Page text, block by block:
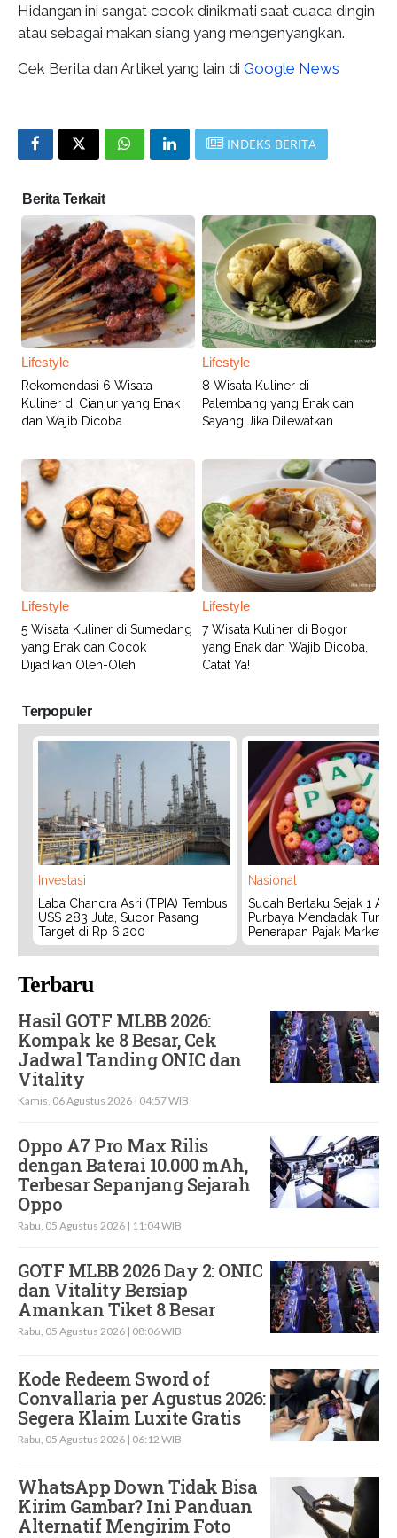
Hidangan ini sangat cocok dinikmati saat cuaca dingin
atau sebagai makan siang yang mengenyangkan.
Cek Berita dan Artikel yang lain di Google News
INDEKS BERITA
Berita Terkait
Lifestyle
Rekomendasi 6 Wisata
Kuliner di Cianjur yang Enak
dan Wajib Dicoba
Lifestyle
8 Wisata Kuliner di
Palembang yang Enak dan
Sayang Jika Dilewatkan
Lifestyle
5 Wisata Kuliner di Sumedang
yang Enak dan Cocok
Dijadikan Oleh-Oleh
Lifestyle
7 Wisata Kuliner di Bogor
yang Enak dan Wajib Dicoba,
Catat Ya!
Terpopuler
Investasi
Laba Chandra Asri (TPIA) Tembus
US$ 283 Juta, Sucor Pasang
Target di Rp 6.200
Nasional
Sudah Berlaku Sejak 1
Purbaya Mendadak Tunda
Penerapan Pajak
Terbaru
Hasil GOTF MLBB 2026:
Kompak ke 8 Besar, Cek
Jadwal Tanding ONIC dan
Vitality
Kamis, 06 Agustus 2026 | 04:57 WIB
Oppo A7 Pro Max Rilis
dengan Baterai 10.000 mAh,
Terbesar Sepanjang Sejarah
Oppo
Rabu, 05 Agustus 2026 | 11:04 WIB
GOTF MLBB 2026 Day 2: ONIC
dan Vitality Bersiap
Amankan Tiket 8 Besar
Rabu, 05 Agustus 2026 | 08:06 WIB
Kode Redeem Sword of
Convallaria per Agustus 2026:
Segera Klaim Luxite Gratis
Rabu, 05 Agustus 2026 | 06:12 WIB
WhatsApp Down Tidak Bisa
Kirim Gambar? Ini Panduan
Alternatif Mengirim Foto